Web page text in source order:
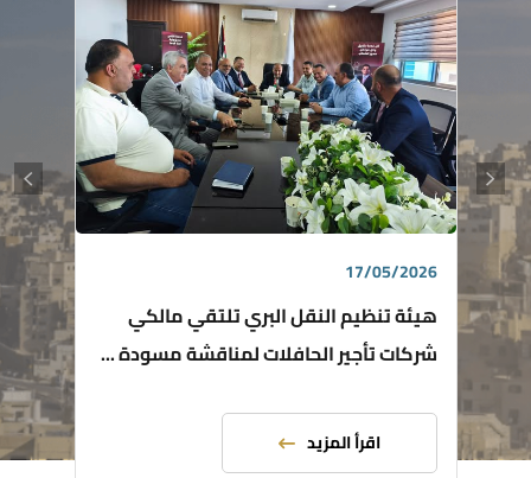
17/05/2026
هيئة تنظيم النقل البري تلتقي مالكي
شركات تأجير الحافلات لمناقشة مسودة ...
اقرأ المزيد